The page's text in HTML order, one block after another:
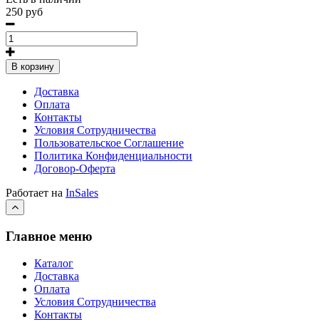
250 руб
В корзину
Доставка
Оплата
Контакты
Условия Сотрудничества
Пользовательское Соглашение
Политика Конфиденциальности
Договор-Оферта
Работает на InSales
Главное меню
Каталог
Доставка
Оплата
Условия Сотрудничества
Контакты